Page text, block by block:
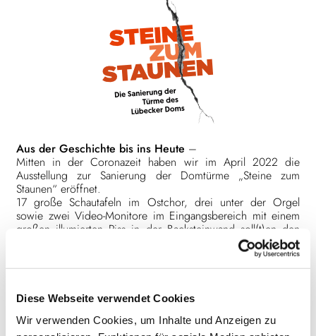
Diese Webseite verwendet Cookies
Wir verwenden Cookies, um Inhalte und Anzeigen zu
Aus der Geschichte bis ins Heute –
Mitten in der Coronazeit haben wir im April 2022 die
Ausstellung zur Sanierung der Domtürme „Steine zum
Staunen“ eröffnet.
17 große Schautafeln im Ostchor, drei unter der Orgel
sowie zwei Video-Monitore im Eingangsbereich mit einem
großen illumierten Riss in der Backsteinwand soll(t)en den
„Die Ausstellung im Dom macht in besonderer Weise das
erläutert, wie vielfältig und aufwändig die notwendigen
authentischen Ort, das man gesehen haben muss.“ Jan